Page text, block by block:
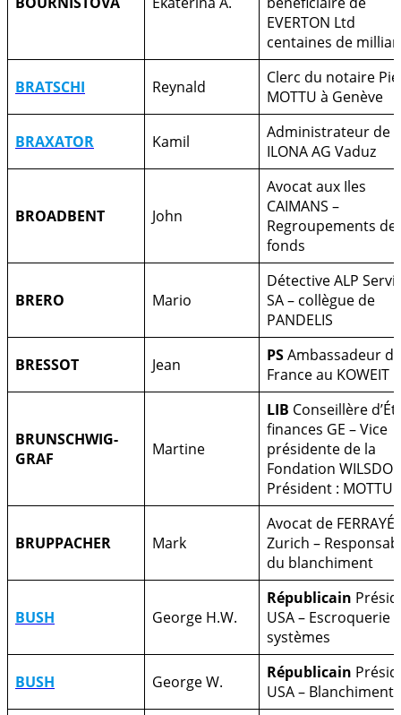
EVERTON Ltd
centaines de
BRATSCHI Reynald
Clerc du notaire
MOTTU à Genève
BRAXATOR Kamil
Administrateur de
ILONA AG Vaduz
BROADBENT John
Avocat aux Iles
CAIMANS –
Regroupements
fonds
BRERO Mario
Détective ALP
SA – collègue de
PANDELIS
BRESSOT Jean PSAmbassadeur de
France au KOWEIT
BRUNSCHWIG-
GRAF
Martine
LIB Conseillère
finances GE – Vice
présidente de la
Fondation
Président : MOTTU
BRUPPACHER Mark
Avocat de FERRAYÉ
Zurich –
du blanchiment
BUSH George H.W.
Républicain
USA – Escroquerie
systèmes
BUSH George W. Républicain
USA – Blanchiment